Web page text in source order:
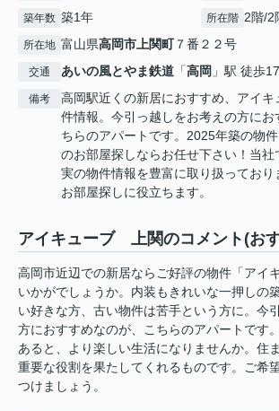
築年数 築1年 所在階 2階/2
所在地 富山県高岡市上関町７番２２号
交通 あいの風とやま鉄道 「高岡 」駅 徒歩
備考
高岡駅近くの新居におすすめ、アイ
件情報。今引っ越しをお考えの方にお
ちらのアパートです。2025年築の物
のお部屋探しならお任せ下さい！当社
実の物件情報を豊富に取り扱っており
お部屋探しに役立ちます。
アイキューブ 上関のコメント(お
高岡市近辺での新居ならご好評の物件「ア
いかがでしょうか。内装もきれいな一押しの
い好きな方、古い物件は苦手という方に。今
方におすすめなのが、こちらのアパートです
あると、より楽しい生活になりませんか。住
重要な役割を果たしてくれるものです。ご希
つけましょう。